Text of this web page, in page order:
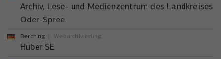
Archiv, Lese- und Medienzentrum des Landkreises
Oder-Spree
Berching Webarchivierung
Huber SE